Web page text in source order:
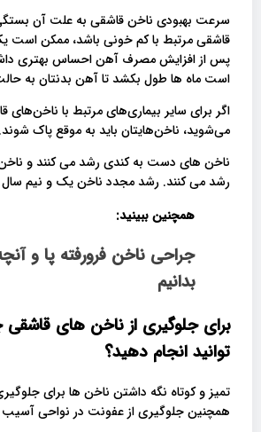
سرعت بهبودی ناخن قاشقی به علت آن
قاشقی مرتبط با کم خونی باشد، ممکن است
پس از افزایش مصرف آهن احساس بهتری
است ماه ها طول بکشد تا آهن بدنتان به
اگر برای سایر بیماری‌های مرتبط با ناخن‌های
می‌شوید، ناخن‌هایتان باید به موقع پاک شوند.
ناخن های دست به کندی رشد می کنند و
رشد می کنند. رشد مجدد ناخن یک و نیم
همچنین ببینید:
جراحی ناخن فرورفته پا و
بدانیم
برای جلوگیری از ناخن های
توانید انجام دهید؟
تمیز و کوتاه نگه داشتن ناخن ها برای
همچنین جلوگیری از عفونت در نواحی